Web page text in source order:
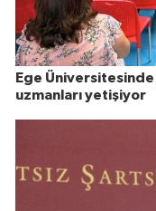
Ege
uzmanları yetişiyor